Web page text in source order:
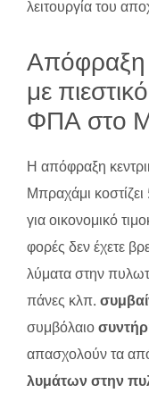
λειτουργία του
Απόφραξη
με
ΦΠΑ στο
Η απόφραξη
Μπραχάμι
για οικονομικό
φορές δεν έχετε
λύματα στην
πάνες κλπ.
συμβόλαιο
απασχολούν τα
λυμάτων στην